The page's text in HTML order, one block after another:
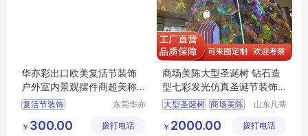
华亦彩出口欧美复活节装饰
户外室内景观摆件商超美称
造型灯饰
复活节装饰
圣诞节装饰
东莞华亦
艺有限公
￥ 300.00 拨打电话
商场美陈大型圣诞树 钻石造
型七彩发光仿真圣诞节装饰
凡蒂洛厂家
大型圣诞树 商场美陈
山东凡蒂
有限公司
￥ 2000.00 拨打电话